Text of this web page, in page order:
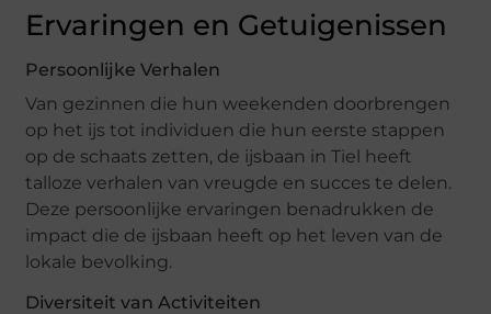
Ervaringen en Getuigenissen
Persoonlijke Verhalen
Van gezinnen die hun weekenden doorbrengen
op het ijs tot individuen die hun eerste stappen
op de schaats zetten, de ijsbaan in Tiel heeft
talloze verhalen van vreugde en succes te delen.
Deze persoonlijke ervaringen benadrukken de
impact die de ijsbaan heeft op het leven van de
lokale bevolking.
Diversiteit van Activiteiten